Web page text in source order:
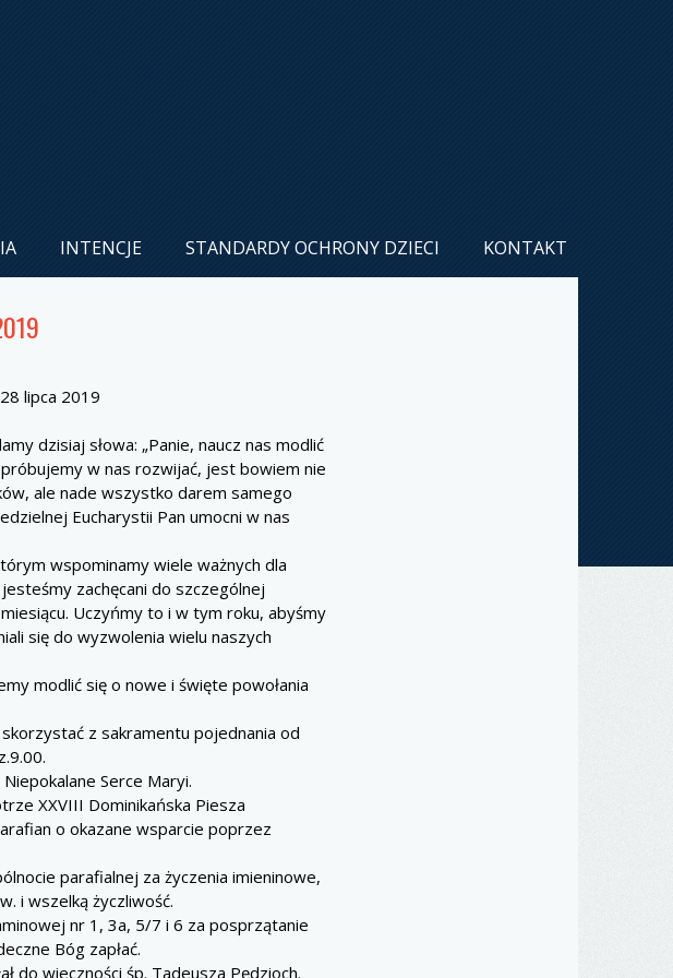
INTENCJE STANDARDY OCHRONY DZIECI KONTAKT
lipca 2019
dzisiaj słowa: „Panie, naucz nas modlić
w nas rozwijać, jest bowiem nie
ale nade wszystko darem samego
Eucharystii Pan umocni w nas
wspominamy wiele ważnych dla
zachęcani do szczególnej
Uczyńmy to i w tym roku, abyśmy
się do wyzwolenia wielu naszych
modlić się o nowe i święte powołania
z sakramentu pojednania od
Serce Maryi.
XXVIII Dominikańska Piesza
o okazane wsparcie poprzez
parafialnej za życzenia imieninowe,
i wszelką życzliwość.
nr 1, 3a, 5/7 i 6 za posprzątanie
Bóg zapłać.
do wieczności śp. Tadeusza Pędzioch.